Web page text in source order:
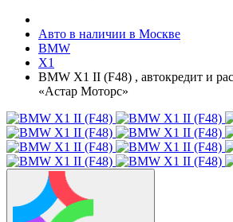
Авто в наличии в Москве
BMW
X1
BMW X1 II (F48) , автокредит и
«Астар Моторс»